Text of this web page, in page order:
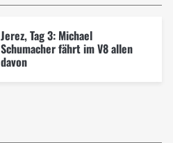
Jerez, Tag 3: Michael
Schumacher fährt im V8 allen
davon